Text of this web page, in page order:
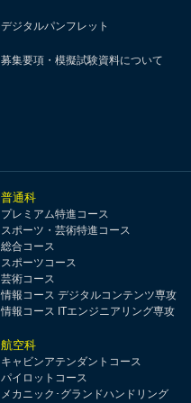
デジタルパンフレット
募集要項・模擬試験資料について
普通科
プレミアム特進コース
スポーツ・芸術特進コース
総合コース
スポーツコース
芸術コース
情報コース デジタルコンテンツ専攻
情報コース ITエンジニアリング専攻
航空科
キャビンアテンダントコース
パイロットコース
メカニック･グランドハンドリング